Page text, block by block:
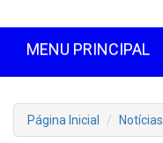
MENU PRINCIPAL
Página Inicial Notícias